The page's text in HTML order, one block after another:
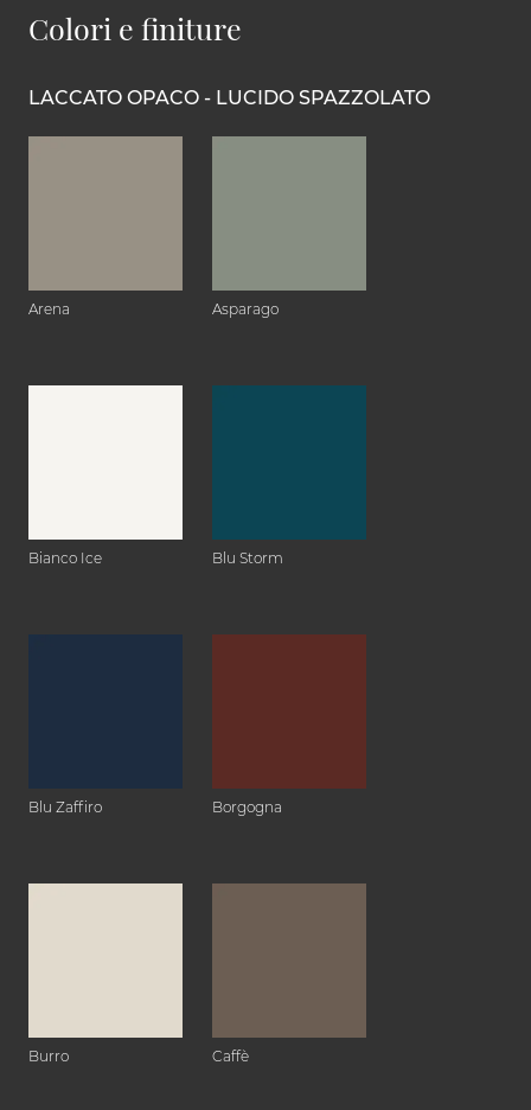
Colori e finiture
LACCATO OPACO - LUCIDO SPAZZOLATO
Arena Asparago
Bianco Ice Blu Storm
Blu Zaffiro Borgogna
Burro Caffè